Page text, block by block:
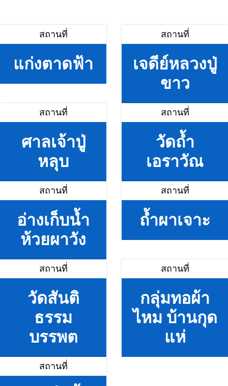
สถานที่
แก่งตาดฟ้า
สถานที่
เจดีย์หลวงปู่
ขาว
สถานที่
ศาลเจ้าปู่
หลุบ
สถานที่
วัดถ้ำ
เอราวัณ
สถานที่
อ่างเก็บน้ำ
ห้วยผาวัง
สถานที่
ถ้ำผาเจาะ
สถานที่
วัดสันติ
ธรรม
บรรพต
สถานที่
กลุ่มทอผ้า
ไหม บ้านกุด
แห่
สถานที่